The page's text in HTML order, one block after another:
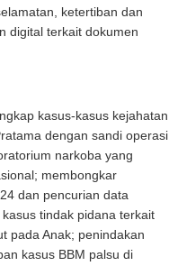
ketertiban dan
digital terkait dokumen
kasus-kasus kejahatan
dengan sandi operasi
narkoba yang
membongkar
dan pencurian data
tindak pidana terkait
pada Anak; penindakan
kasus BBM palsu di